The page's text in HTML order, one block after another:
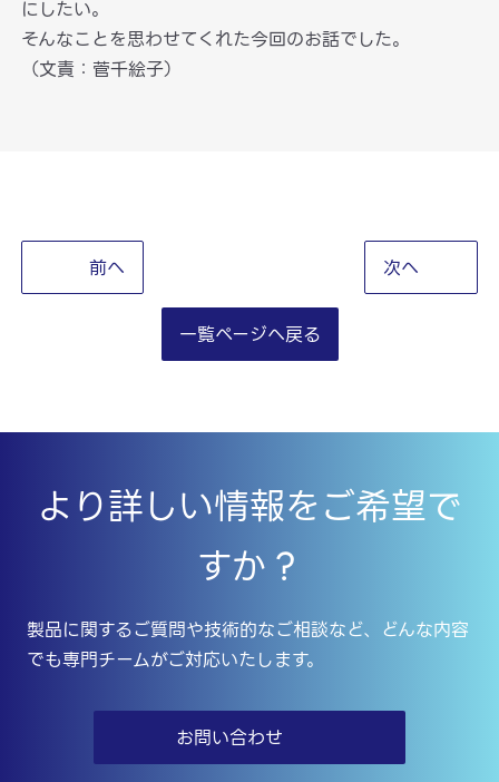
にしたい。
そんなことを思わせてくれた今回のお話でした。
（文責：菅千絵子）
前へ
一覧ページへ戻る
次へ
より詳しい情報をご希望で
すか？
製品に関するご質問や技術的なご相談など、どんな内容
でも専門チームがご対応いたします。
お問い合わせ